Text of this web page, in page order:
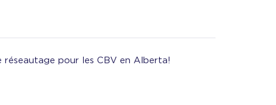
pour les CBV en Alberta!